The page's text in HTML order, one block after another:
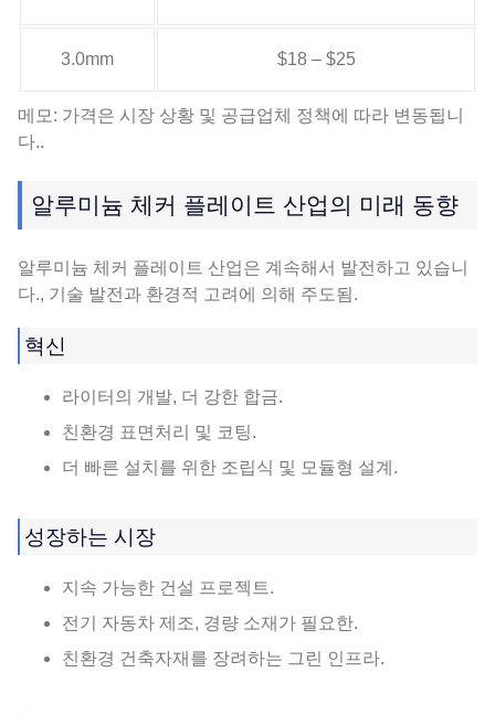
3.0mm $18 – $25
메모: 가격은 시장 상황 및 공급업체 정책에 따라 변동됩니
다..
알루미늄 체커 플레이트 산업의 미래 동향
알루미늄 체커 플레이트 산업은 계속해서 발전하고 있습니
다., 기술 발전과 환경적 고려에 의해 주도됨.
혁신
라이터의 개발, 더 강한 합금.
친환경 표면처리 및 코팅.
더 빠른 설치를 위한 조립식 및 모듈형 설계.
성장하는 시장
지속 가능한 건설 프로젝트.
전기 자동차 제조, 경량 소재가 필요한.
친환경 건축자재를 장려하는 그린 인프라.